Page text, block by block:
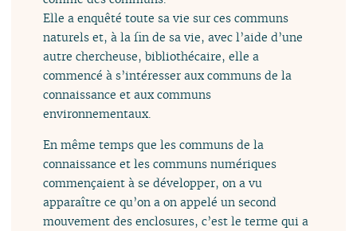
Elle a enquêté toute sa vie sur ces communs
naturels et, à la fin de sa vie, avec l’aide d’une
autre chercheuse, bibliothécaire, elle a
commencé à s’intéresser aux communs de la
connaissance et aux communs
environnementaux.
En même temps que les communs de la
connaissance et les communs numériques
commençaient à se développer, on a vu
apparaître ce qu’on a on appelé un second
mouvement des enclosures, c’est le terme qui a